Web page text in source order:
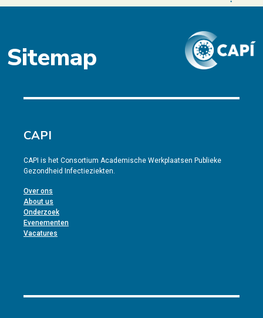
Sitemap
CAPI
CAPI is het Consortium Academische Werkplaatsen Publieke
Gezondheid Infectieziekten.
Over ons
About us
Onderzoek
Evenementen
Vacatures